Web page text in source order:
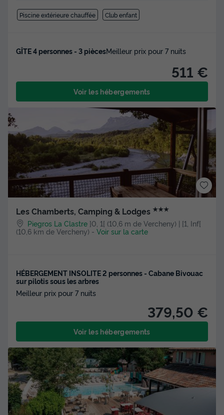
Piscine extérieure chauffée Club enfant
GÎTE 4 personnes - 3 piècesMeilleur prix pour 7 nuits
511 €
Voir les hébergements
Les Chamberts, Camping & Lodges ★★★
Piegros La Clastre ]0, 1[ (10,6 m de Vercheny) | [1, Inf[
(10,6 km de Vercheny) - Voir sur la carte
HÉBERGEMENT INSOLITE 2 personnes - Cabane Bivouac
sur pilotis sous les arbres
Meilleur prix pour 7 nuits
379,50 €
Voir les hébergements